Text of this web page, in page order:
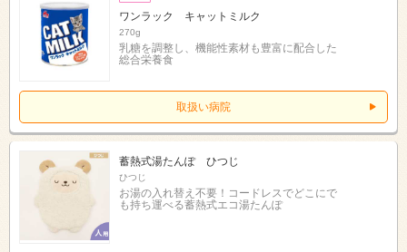
ワンラック キャットミルク
270g
乳糖を調整し、機能性素材も豊富に配合した
総合栄養食
取扱い病院
蓄熱式湯たんぽ ひつじ
ひつじ
お湯の入れ替え不要！コードレスでどこにで
も持ち運べる蓄熱式エコ湯たんぽ